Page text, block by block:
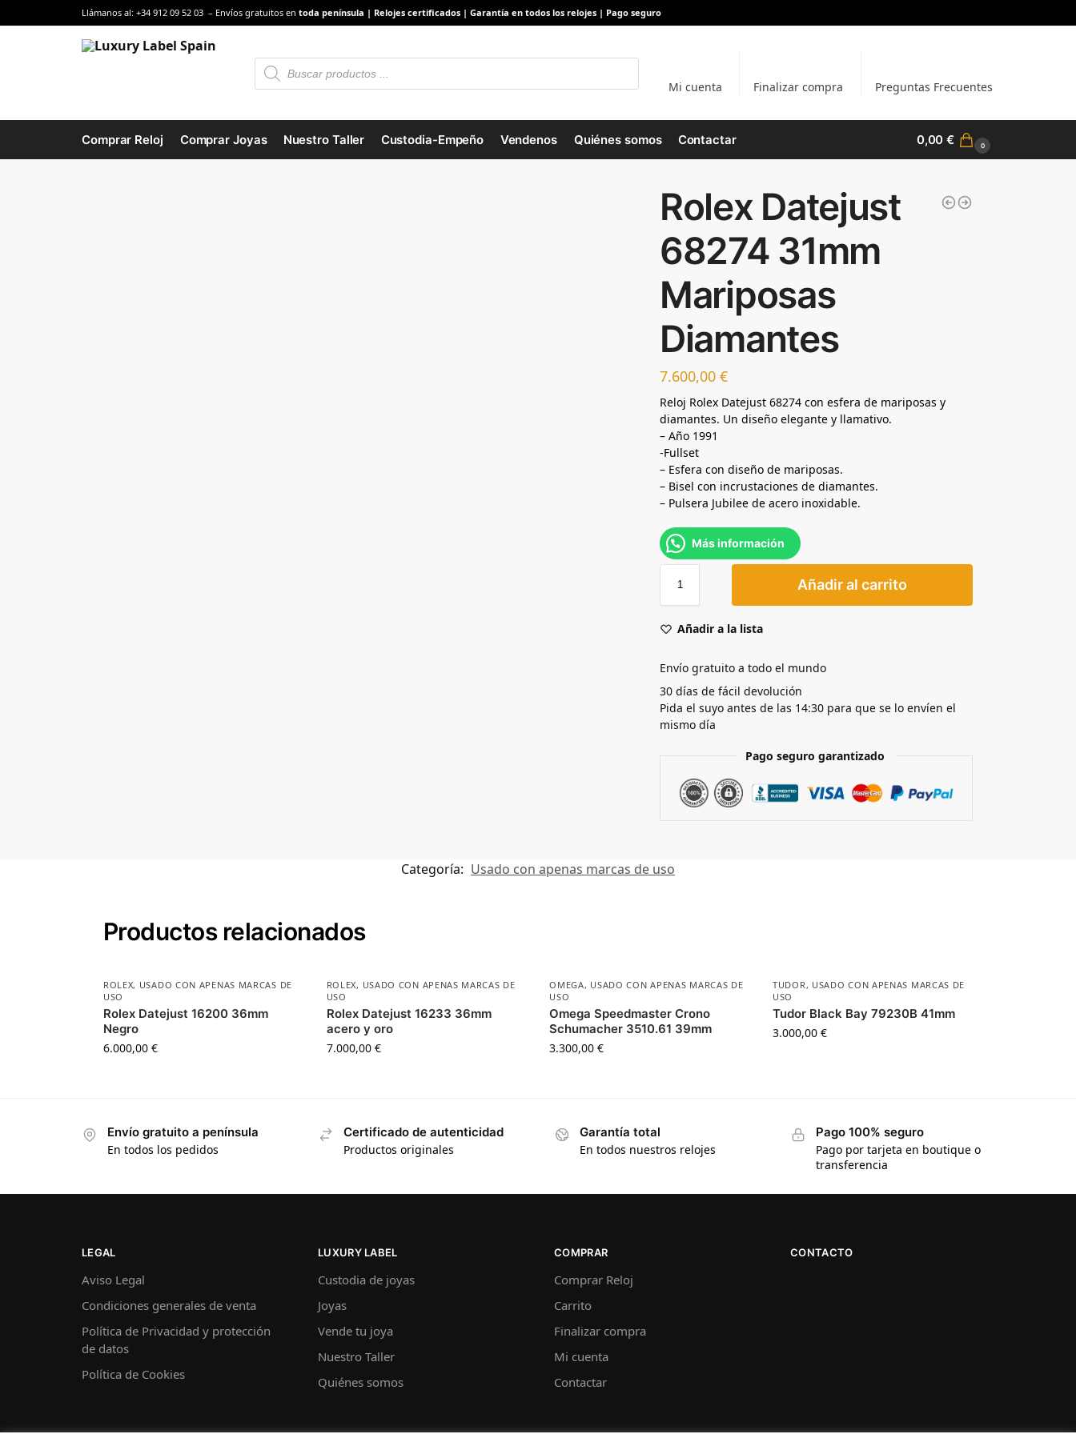
Llámanos al: +34 912 09 52 03 – Envíos gratuitos en toda península | Relojes certificados | Garantía en todos los relojes | Pago seguro
Mi cuenta Finalizar compra Preguntas Frecuentes
Comprar Reloj Comprar Joyas Nuestro Taller Custodia-Empeño Vendenos Quiénes somos Contactar 0,00€ 0
Rolex Datejust
68274 31mm
Mariposas
Diamantes
7.600,00€
Reloj Rolex Datejust 68274 con esfera de mariposas y
diamantes. Un diseño elegante y llamativo.
– Año 1991
-Fullset
– Esfera con diseño de mariposas.
– Bisel con incrustaciones de diamantes.
– Pulsera Jubilee de acero inoxidable.
Más información
Añadir al carrito
Añadir a la lista
Envío gratuito a todo el mundo
30 días de fácil devolución
Pida el suyo antes de las 14:30 para que se lo envíen el
mismo día
Pago seguro garantizado
Categoría: Usado con apenas marcas de uso
Productos relacionados
ROLEX, USADO CON APENAS MARCAS DE
USO
Rolex Datejust 16200 36mm
Negro
6.000,00 €
ROLEX, USADO CON APENAS MARCAS DE
USO
Rolex Datejust 16233 36mm
acero y oro
7.000,00 €
OMEGA, USADO CON APENAS MARCAS DE
USO
Omega Speedmaster Crono
Schumacher 3510.61 39mm
3.300,00€
TUDOR , USADO CON APENAS MARCAS DE
USO
Tudor Black Bay 79230B 41mm
3.000,00€
Envío gratuito a península
En todos los pedidos
Certificado de autenticidad
Productos originales
Garantía total
En todos nuestros relojes
Pago 100% seguro
Pago por tarjeta en boutique o
transferencia
LEGAL
Aviso Legal
Condiciones generales de venta
Política de Privacidad y protección
de datos
Política de Cookies
LUXURY LABEL
Custodia de joyas
Joyas
Vende tu joya
Nuestro Taller
Quiénes somos
COMPRAR
Comprar Reloj
Carrito
Finalizar compra
Mi cuenta
Contactar
CONTACTO